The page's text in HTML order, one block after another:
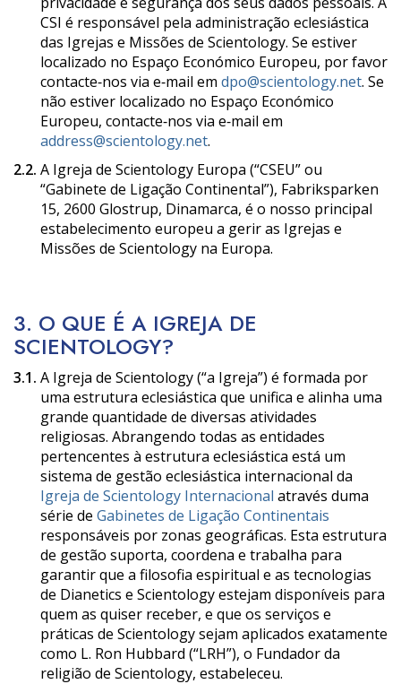
CSI é responsável pela administração eclesiástica
das Igrejas e Missões de Scientology. Se estiver
localizado no Espaço Económico Europeu, por favor
contacte‑nos via e‑mail em dpo@scientology.net. Se
não estiver localizado no Espaço Económico
Europeu, contacte‑nos via e‑mail em
address@scientology.net.
2.2. A Igreja de Scientology Europa (“CSEU” ou
“Gabinete de Ligação Continental”), Fabriksparken
15, 2600 Glostrup, Dinamarca, é o nosso principal
estabelecimento europeu a gerir as Igrejas e
Missões de Scientology na Europa.
3. O QUE É A IGREJA DE
SCIENTOLOGY?
3.1. A Igreja de Scientology (“a Igreja”) é formada por
uma estrutura eclesiástica que unifica e alinha uma
grande quantidade de diversas atividades
religiosas. Abrangendo todas as entidades
pertencentes à estrutura eclesiástica está um
sistema de gestão eclesiástica internacional da
Igreja de Scientology Internacional através duma
série de Gabinetes de Ligação Continentais
responsáveis por zonas geográficas. Esta estrutura
de gestão suporta, coordena e trabalha para
garantir que a filosofia espiritual e as tecnologias
de Dianetics e Scientology estejam disponíveis para
quem as quiser receber, e que os serviços e
práticas de Scientology sejam aplicados exatamente
como L. Ron Hubbard (“LRH”), o Fundador da
religião de Scientology, estabeleceu.